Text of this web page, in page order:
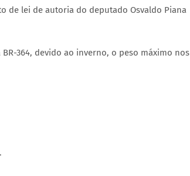
de lei de autoria do deputado Osvaldo Piana
364, devido ao inverno, o peso máximo nos